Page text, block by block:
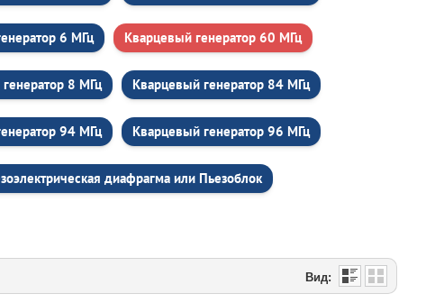
6 МГц Кварцевый генератор 60 МГц
8 МГц Кварцевый генератор 84 МГц
94 МГц Кварцевый генератор 96 МГц
диафрагма или Пьезоблок
Вид: